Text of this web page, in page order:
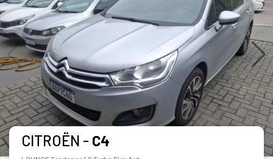
CITROËN - C4